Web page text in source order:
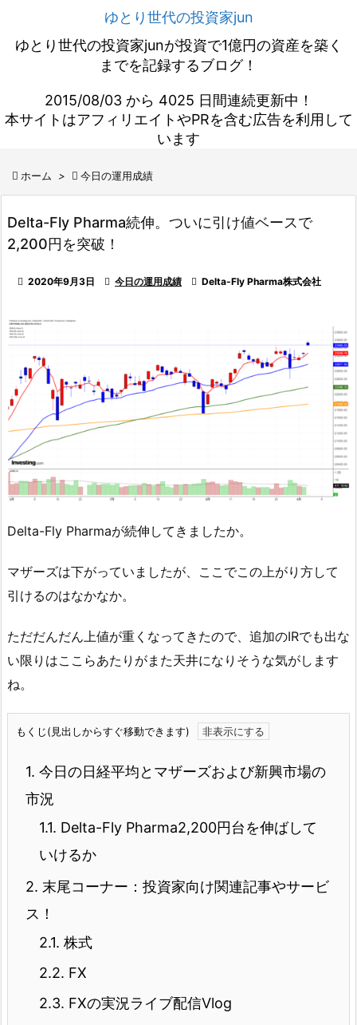
ゆとり世代の投資家jun
ゆとり世代の投資家junが投資で1億円の資産を築く
までを記録するブログ！
2015/08/03 から 4025 日間連続更新中！
本サイトはアフィリエイトやPRを含む広告を利用して
います
 ホーム >  今日の運用成績
Delta-Fly Pharma続伸。ついに引け値ベースで
2,200円を突破！
 2020年9月3日  今日の運用成績  Delta-Fly Pharma株式会社
Delta-Fly Pharmaが続伸してきましたか。
マザーズは下がっていましたが、ここでこの上がり方して
引けるのはなかなか。
ただだんだん上値が重くなってきたので、追加のIRでも出な
い限りはここらあたりがまた天井になりそうな気がします
ね。
もくじ(見出しからすぐ移動できます)
1. 今日の日経平均とマザーズおよび新興市場の
市況
1.1. Delta-Fly Pharma2,200円台を伸ばして
いけるか
2. 末尾コーナー：投資家向け関連記事やサービ
ス！
2.1. 株式
2.2. FX
2.3. FXの実況ライブ配信Vlog